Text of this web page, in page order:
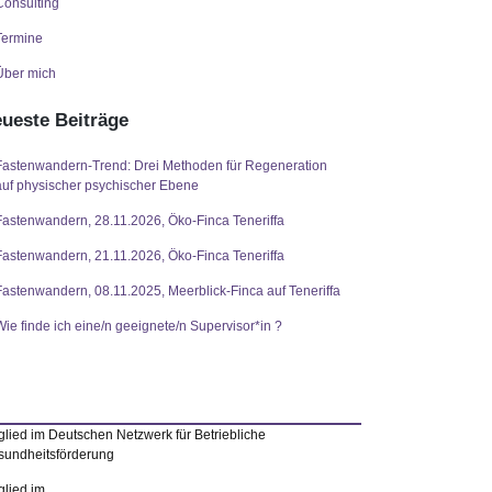
mich
Beiträge
Trend: Drei Methoden für Regeneration
physischer psychischer Ebene
28.11.2026, Öko-Finca Teneriffa
21.11.2026, Öko-Finca Teneriffa
08.11.2025, Meerblick-Finca auf Teneriffa
finde ich eine/n geeignete/n Supervisor*in ?
im Deutschen Netzwerk für Betriebliche